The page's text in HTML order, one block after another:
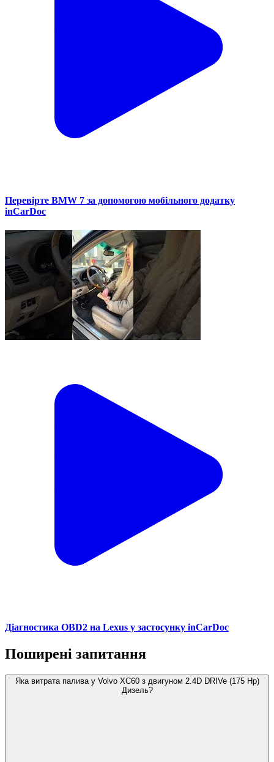
Перевірте BMW 7 за допомогою мобільного додатку
inCarDoc
Діагностика OBD2 на Lexus у застосунку inCarDoc
Поширені запитання
Яка витрата палива у Volvo XC60 з двигуном 2.4D DRIVe (175 Hp)
Дизель?